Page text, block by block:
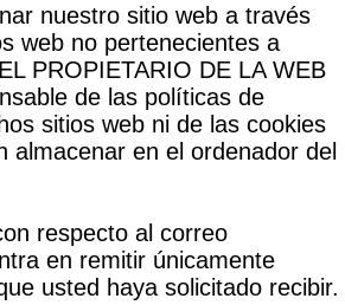
nuestro sitio web a través
web no pertenecientes a
PROPIETARIO DE LA WEB
de las políticas de
sitios web ni de las cookies
almacenar en el ordenador del
respecto al correo
en remitir únicamente
usted haya solicitado recibir.